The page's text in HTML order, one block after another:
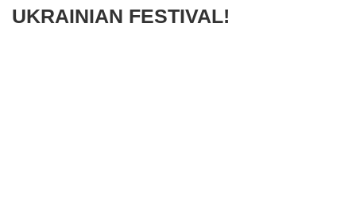
UKRAINIAN FESTIVAL!